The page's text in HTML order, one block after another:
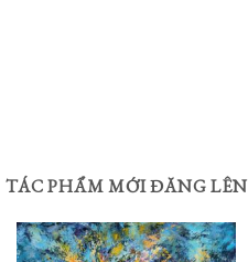
TÁC PHẨM MỚI ĐĂNG LÊN